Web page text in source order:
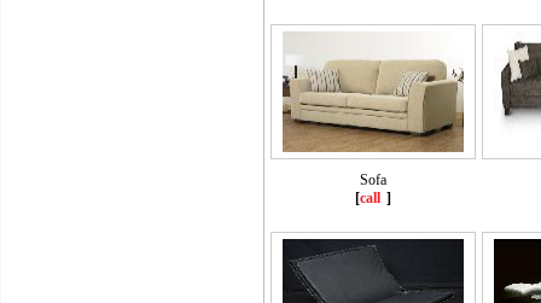
Sofa
[call ]